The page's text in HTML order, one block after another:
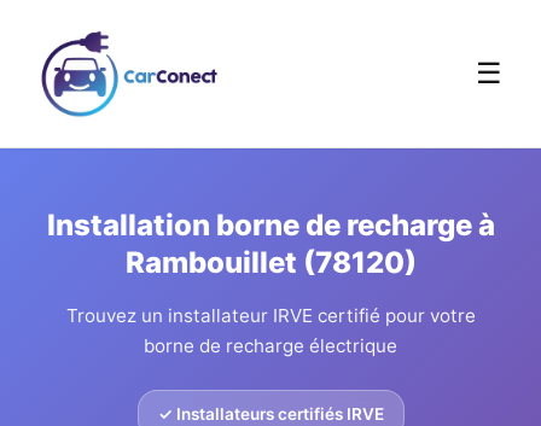
☰
Installation borne de recharge à
Rambouillet (78120)
Trouvez un installateur IRVE certifié pour votre
borne de recharge électrique
✓ Installateurs certifiés IRVE